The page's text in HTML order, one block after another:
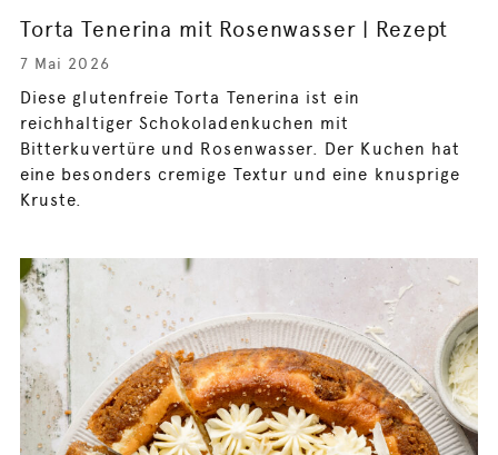
Torta Tenerina mit Rosenwasser | Rezept
7 Mai 2026
Diese glutenfreie Torta Tenerina ist ein
reichhaltiger Schokoladenkuchen mit
Bitterkuvertüre und Rosenwasser. Der Kuchen hat
eine besonders cremige Textur und eine knusprige
Kruste.